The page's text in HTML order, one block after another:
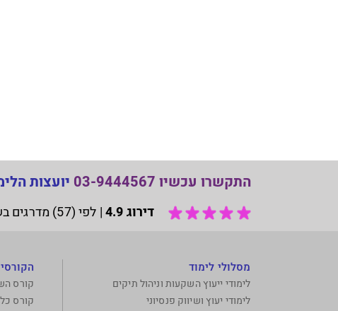
התקשרו עכשיו 03-9444567 יועצות
דירוג 4.9 | לפי (57) מדרגים בשירות Google My Business.
מסלולי לימוד
לימודי ייעוץ השקעות וניהול תיקים
לימודי יעוץ ושיווק פנסיוני
קורס
קורס